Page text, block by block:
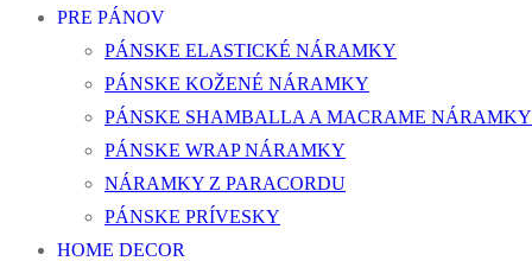
PRE PÁNOV
PÁNSKE ELASTICKÉ NÁRAMKY
PÁNSKE KOŽENÉ NÁRAMKY
PÁNSKE SHAMBALLA A MACRAME NÁRAMKY
PÁNSKE WRAP NÁRAMKY
NÁRAMKY Z PARACORDU
PÁNSKE PRÍVESKY
HOME DECOR